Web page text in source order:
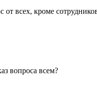
всех, кроме
вопроса всем?